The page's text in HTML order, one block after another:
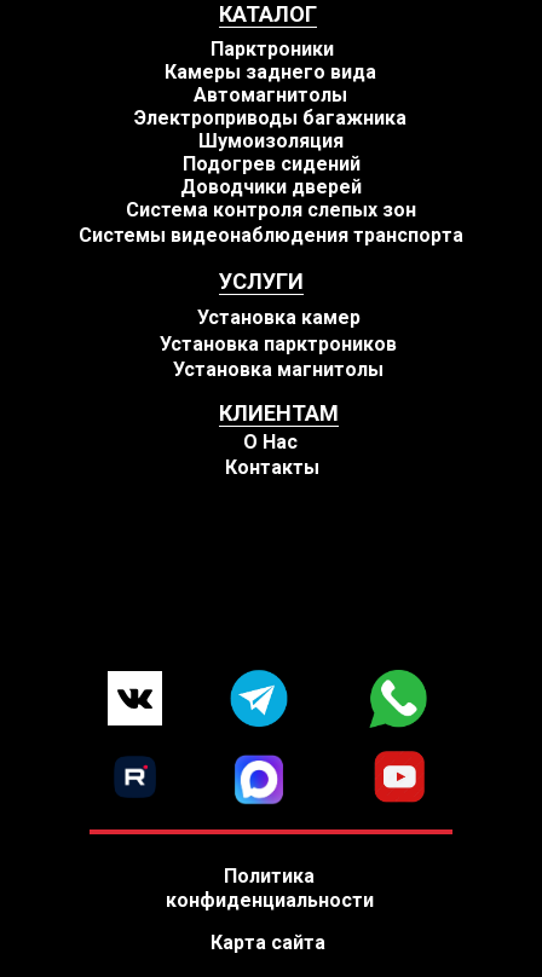
УСЛУГИ
КЛИЕНТАМ
КАТАЛОГ
Автомагнитолы
Шумоизоляция
Парктроники
Электроприводы багажника
Система контроля слепых зон
Системы видеонаблюдения транспорта
Политика
конфиденциальности
Карта сайта
Камеры заднего вида
Подогрев сидений
Доводчики дверей
Установка камер
О Нас
Контакты
Установка магнитолы
Установка парктроников